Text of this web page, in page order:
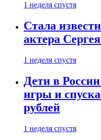
1 неделя спустя
Стала
актера
1 неделя спустя
Дети в
игры и
рублей
1 неделя спустя